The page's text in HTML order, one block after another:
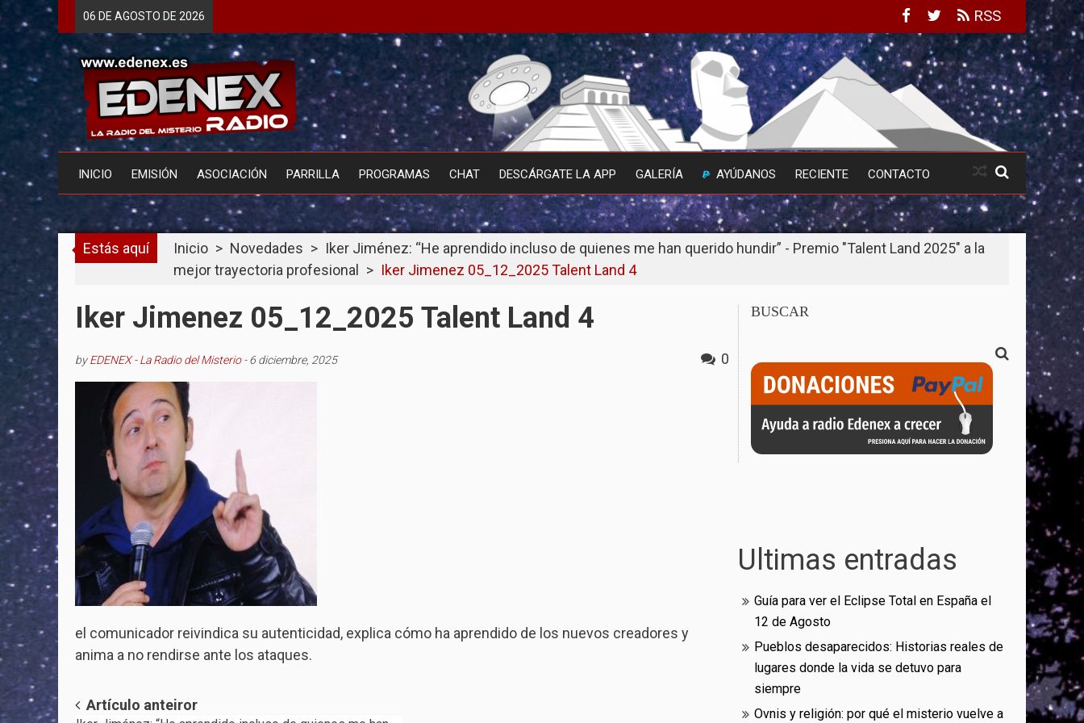
Skip
to
content
06 DE AGOSTO DE 2026 RSS
INICIO EMISIÓN ASOCIACIÓN PARRILLA PROGRAMAS CHAT DESCÁRGATE LA APP GALERÍA AYÚDANOS RECIENTE CONTACTO
Estás aquí Inicio > Novedades > Iker Jiménez: “He aprendido incluso de quienes me han querido hundir” - Premio "Talent Land 2025" a la
mejor trayectoria profesional
> Iker Jimenez 05_12_2025 Talent Land 4
Iker Jimenez 05_12_2025 Talent Land 4
byEDENEX - La Radio del Misterio-6 diciembre, 2025 0
el comunicador reivindica su autenticidad, explica cómo ha aprendido de los nuevos creadores y
anima a no rendirse ante los ataques.
Post
Artículo anteiror
BUSCAR
Ultimas entradas
Guía para ver el Eclipse Total en España el
12 de Agosto
Pueblos desaparecidos: Historias reales de
lugares donde la vida se detuvo para
siempre
Ovnis y religión: por qué el misterio vuelve a